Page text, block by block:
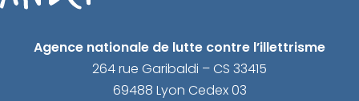
Agence nationale de lutte contre l’illettrisme
264 rue Garibaldi – CS 33415
69488 Lyon Cedex 03